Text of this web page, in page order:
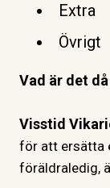
Extra
Övrigt
Vad är det
Visstid
för att ersätta
föräldraledig,